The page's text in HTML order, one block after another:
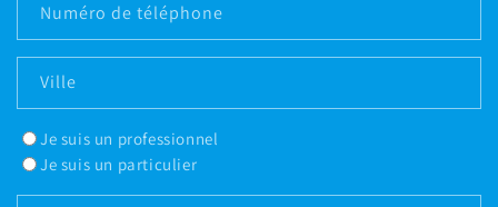
Numéro de téléphone
Ville
Je suis un professionnel
Je suis un particulier